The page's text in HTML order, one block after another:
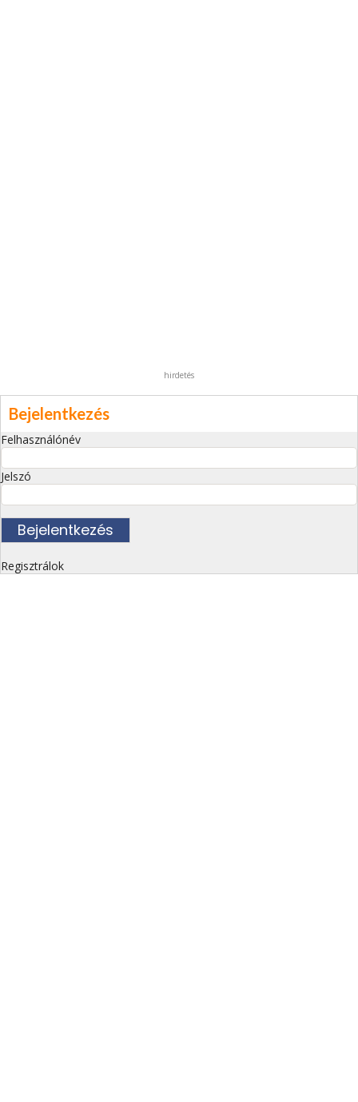
hirdetés
Bejelentkezés
Felhasználónév
Jelszó
Regisztrálok